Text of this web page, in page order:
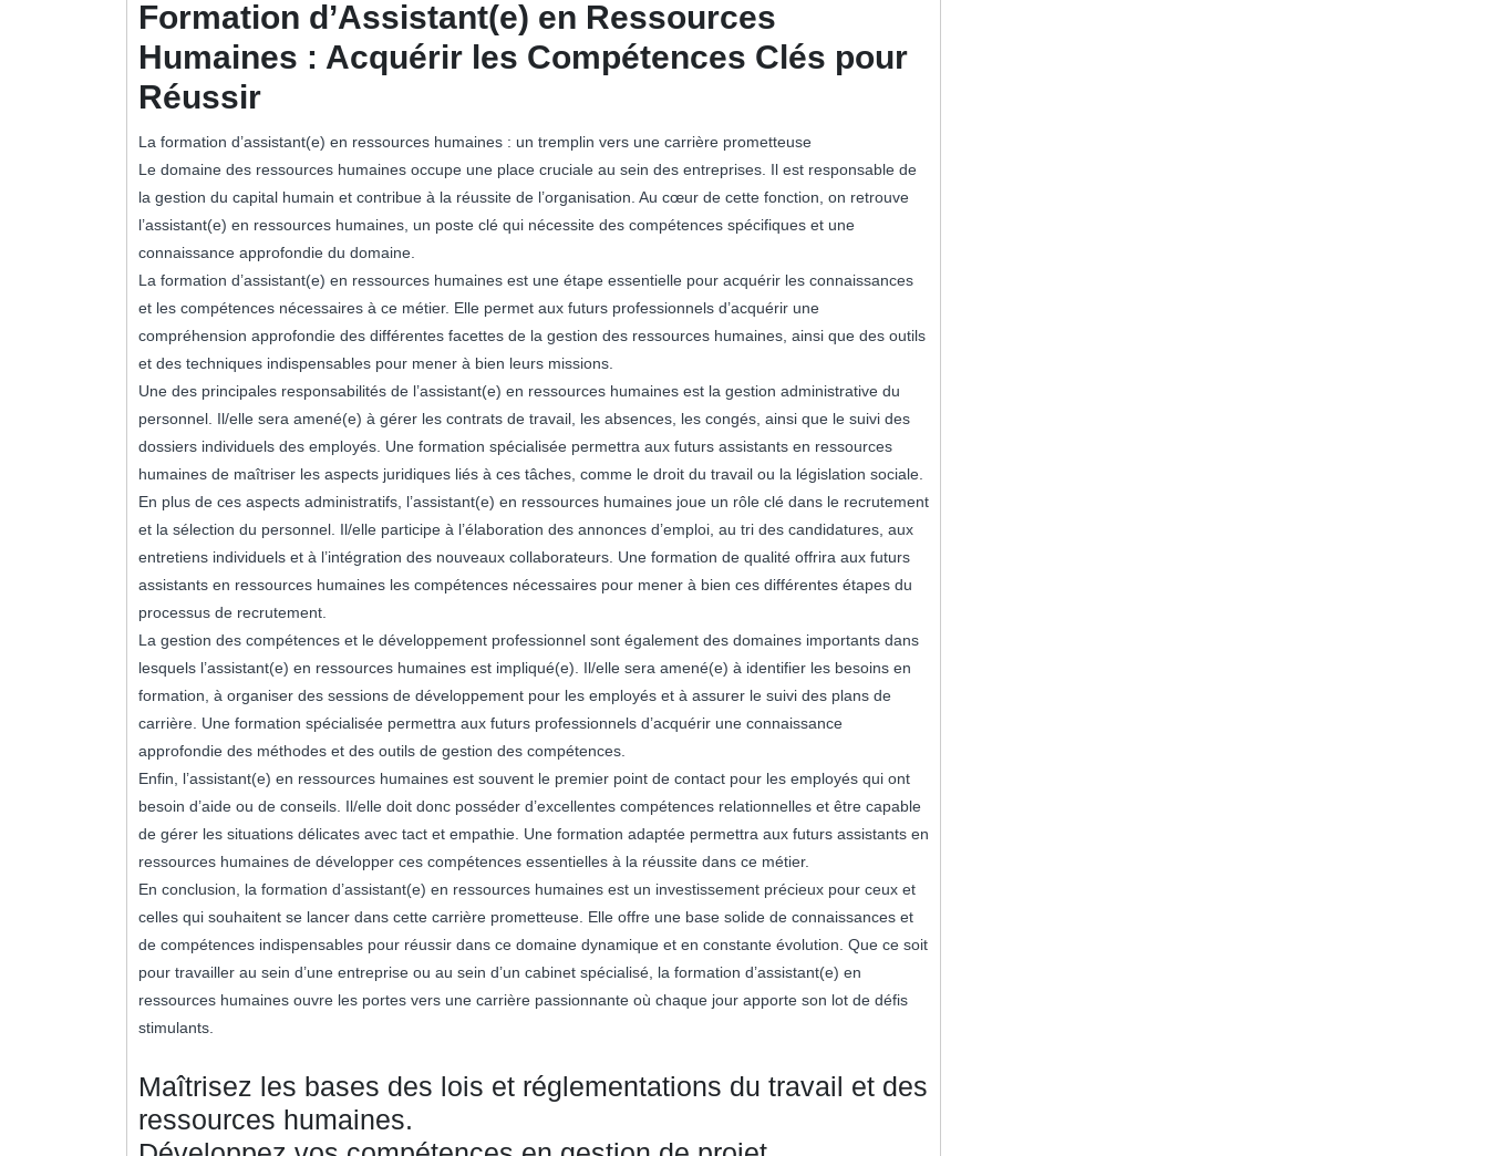
Formation d’Assistant(e) en Ressources
Humaines : Acquérir les Compétences Clés pour
Réussir
La formation d’assistant(e) en ressources humaines : un tremplin vers une carrière prometteuse
Le domaine des ressources humaines occupe une place cruciale au sein des entreprises. Il est responsable de
la gestion du capital humain et contribue à la réussite de l’organisation. Au cœur de cette fonction, on retrouve
l’assistant(e) en ressources humaines, un poste clé qui nécessite des compétences spécifiques et une
connaissance approfondie du domaine.
La formation d’assistant(e) en ressources humaines est une étape essentielle pour acquérir les connaissances
et les compétences nécessaires à ce métier. Elle permet aux futurs professionnels d’acquérir une
compréhension approfondie des différentes facettes de la gestion des ressources humaines, ainsi que des outils
et des techniques indispensables pour mener à bien leurs missions.
Une des principales responsabilités de l’assistant(e) en ressources humaines est la gestion administrative du
personnel. Il/elle sera amené(e) à gérer les contrats de travail, les absences, les congés, ainsi que le suivi des
dossiers individuels des employés. Une formation spécialisée permettra aux futurs assistants en ressources
humaines de maîtriser les aspects juridiques liés à ces tâches, comme le droit du travail ou la législation sociale.
En plus de ces aspects administratifs, l’assistant(e) en ressources humaines joue un rôle clé dans le recrutement
et la sélection du personnel. Il/elle participe à l’élaboration des annonces d’emploi, au tri des candidatures, aux
entretiens individuels et à l’intégration des nouveaux collaborateurs. Une formation de qualité offrira aux futurs
assistants en ressources humaines les compétences nécessaires pour mener à bien ces différentes étapes du
processus de recrutement.
La gestion des compétences et le développement professionnel sont également des domaines importants dans
lesquels l’assistant(e) en ressources humaines est impliqué(e). Il/elle sera amené(e) à identifier les besoins en
formation, à organiser des sessions de développement pour les employés et à assurer le suivi des plans de
carrière. Une formation spécialisée permettra aux futurs professionnels d’acquérir une connaissance
approfondie des méthodes et des outils de gestion des compétences.
Enfin, l’assistant(e) en ressources humaines est souvent le premier point de contact pour les employés qui ont
besoin d’aide ou de conseils. Il/elle doit donc posséder d’excellentes compétences relationnelles et être capable
de gérer les situations délicates avec tact et empathie. Une formation adaptée permettra aux futurs assistants en
ressources humaines de développer ces compétences essentielles à la réussite dans ce métier.
En conclusion, la formation d’assistant(e) en ressources humaines est un investissement précieux pour ceux et
celles qui souhaitent se lancer dans cette carrière prometteuse. Elle offre une base solide de connaissances et
de compétences indispensables pour réussir dans ce domaine dynamique et en constante évolution. Que ce soit
pour travailler au sein d’une entreprise ou au sein d’un cabinet spécialisé, la formation d’assistant(e) en
ressources humaines ouvre les portes vers une carrière passionnante où chaque jour apporte son lot de défis
stimulants.
Maîtrisez les bases des lois et réglementations du travail et des
ressources humaines.